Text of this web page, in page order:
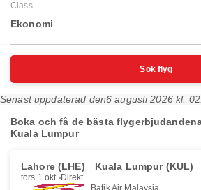
Class
Ekonomi
Sök flyg
Senast uppdaterad den6 augusti 2026 kl.
Boka och få de bästa
Kuala Lumpur
Lahore (LHE) Kuala Lumpur (KUL)
tors 1 okt. Direkt
Batik Air Malaysia